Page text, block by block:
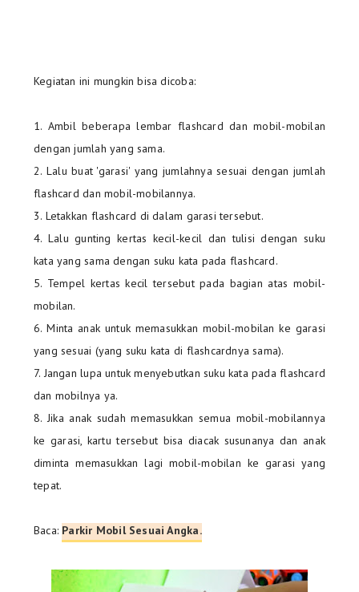
Kegiatan ini mungkin bisa dicoba:
1. Ambil beberapa lembar flashcard dan mobil-mobilan
dengan jumlah yang sama.
2. Lalu buat 'garasi' yang jumlahnya sesuai dengan jumlah
flashcard dan mobil-mobilannya.
3. Letakkan flashcard di dalam garasi tersebut.
4. Lalu gunting kertas kecil-kecil dan tulisi dengan suku
kata yang sama dengan suku kata pada flashcard.
5. Tempel kertas kecil tersebut pada bagian atas mobil-
mobilan.
6. Minta anak untuk memasukkan mobil-mobilan ke garasi
yang sesuai (yang suku kata di flashcardnya sama).
7. Jangan lupa untuk menyebutkan suku kata pada flashcard
dan mobilnya ya.
8. Jika anak sudah memasukkan semua mobil-mobilannya
ke garasi, kartu tersebut bisa diacak susunanya dan anak
diminta memasukkan lagi mobil-mobilan ke garasi yang
tepat.
Baca: Parkir Mobil Sesuai Angka.